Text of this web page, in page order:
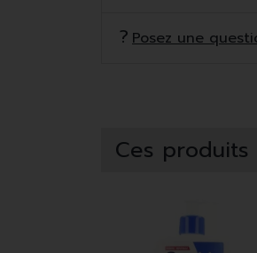
Posez une
Ces